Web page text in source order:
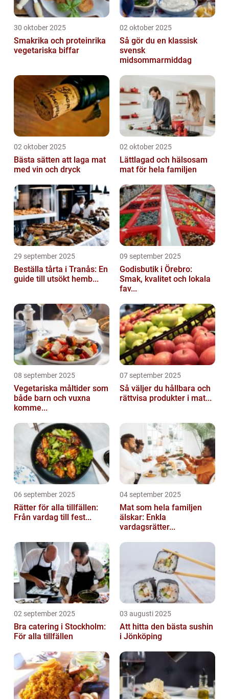
30 oktober 2025
Smakrika och proteinrika
vegetariska biffar
02 oktober 2025
Så gör du en klassisk
svensk
midsommarmiddag
02 oktober 2025
Bästa sätten att laga mat
med vin och dryck
02 oktober 2025
Lättlagad och hälsosam
mat för hela familjen
29 september 2025
Beställa tårta i Tranås: En
guide till utsökt hemb...
09 september 2025
Godisbutik i Örebro:
Smak, kvalitet och lokala
fav...
08 september 2025
Vegetariska måltider som
både barn och vuxna
komme...
07 september 2025
Så väljer du hållbara och
rättvisa produkter i mat...
06 september 2025
Rätter för alla tillfällen:
Från vardag till fest...
04 september 2025
Mat som hela familjen
älskar: Enkla
vardagsrätter...
02 september 2025
Bra catering i Stockholm:
För alla tillfällen
03 augusti 2025
Att hitta den bästa sushin
i Jönköping